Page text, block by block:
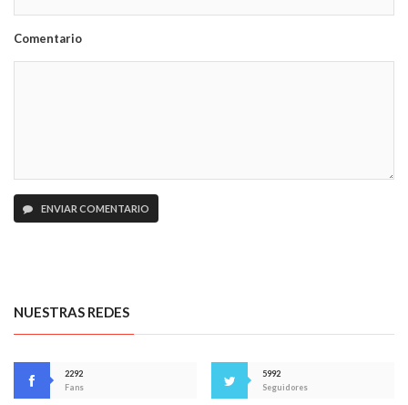
Comentario
ENVIAR COMENTARIO
NUESTRAS REDES
2292
Fans
5992
Seguidores